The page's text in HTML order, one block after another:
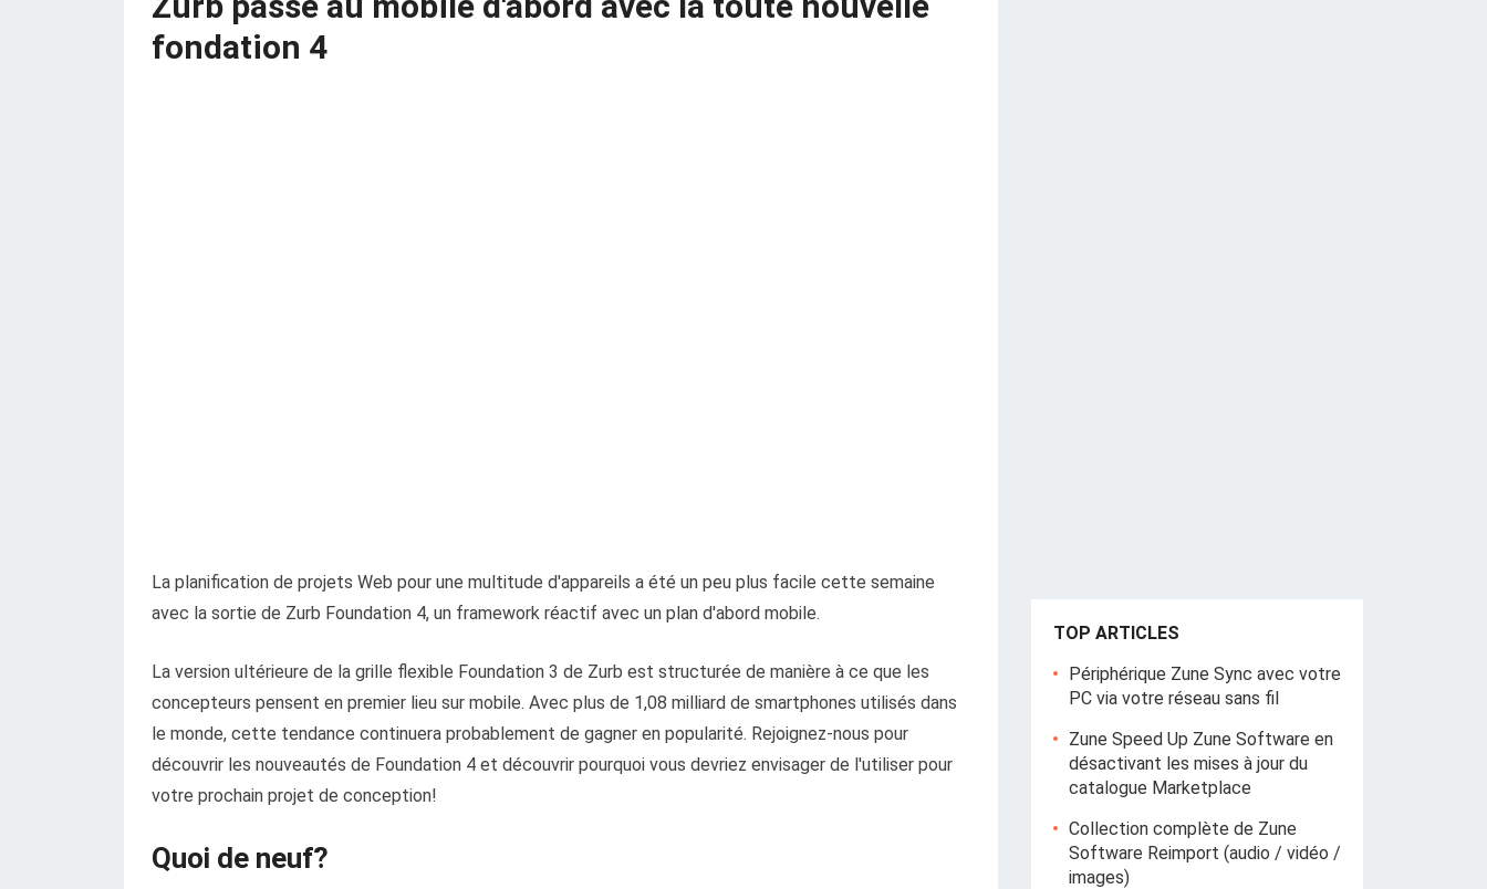
fondation 4
La planification de projets Web pour une multitude d'appareils a été un peu plus facile cette semaine
avec la sortie de Zurb Foundation 4, un framework réactif avec un plan d'abord mobile.
La version ultérieure de la grille flexible Foundation 3 de Zurb est structurée de manière à ce que les
concepteurs pensent en premier lieu sur mobile. Avec plus de 1,08 milliard de smartphones utilisés dans
le monde, cette tendance continuera probablement de gagner en popularité. Rejoignez-nous pour
découvrir les nouveautés de Foundation 4 et découvrir pourquoi vous devriez envisager de l'utiliser pour
votre prochain projet de conception!
Quoi de neuf?
TOP ARTICLES
Périphérique Zune Sync avec votre
PC via votre réseau sans fil
Zune Speed ​​Up Zune Software en
désactivant les mises à jour du
catalogue Marketplace
Collection complète de Zune
Software Reimport (audio / vidéo /
images)